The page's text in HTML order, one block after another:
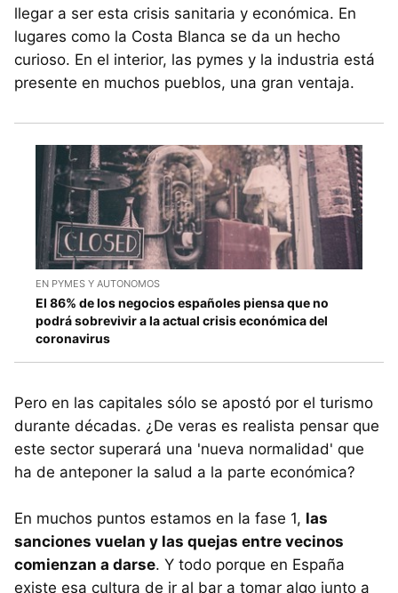
llegar a ser esta crisis sanitaria y económica. En
lugares como la Costa Blanca se da un hecho
curioso. En el interior, las pymes y la industria está
presente en muchos pueblos, una gran ventaja.
EN PYMES Y AUTONOMOS
El 86% de los negocios españoles piensa que no
podrá sobrevivir a la actual crisis económica del
coronavirus
Pero en las capitales sólo se apostó por el turismo
durante décadas. ¿De veras es realista pensar que
este sector superará una 'nueva normalidad' que
ha de anteponer la salud a la parte económica?
En muchos puntos estamos en la fase 1, las
sanciones vuelan y las quejas entre vecinos
comienzan a darse. Y todo porque en España
existe esa cultura de ir al bar a tomar algo junto a